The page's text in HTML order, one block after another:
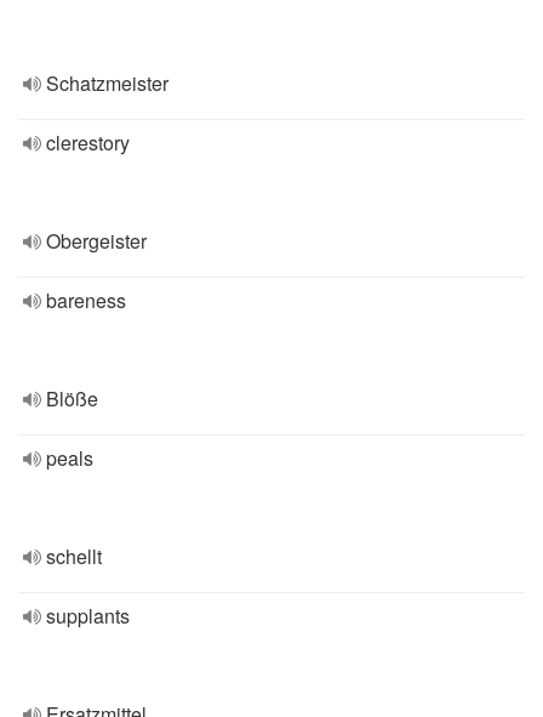
Schatzmeister
clerestory
Obergeister
bareness
Blöße
peals
schellt
supplants